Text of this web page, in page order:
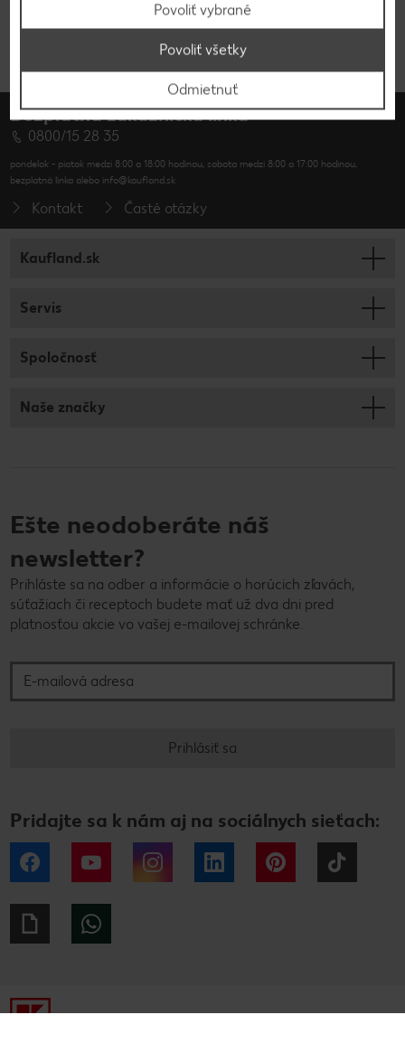
Bezplatná zákaznícka linka
0800/15 28 35
pondelok - piatok medzi 8:00 a 18:00 hodinou, sobota medzi 8:00 a 17:00 hodinou,
bezplatná linka alebo info@kaufland.sk
Kontakt Časté otázky
Kaufland.sk
Servis
Spoločnosť
Naše značky
Ešte neodoberáte náš
newsletter?
Prihláste sa na odber a informácie o horúcich zľavách,
súťažiach či receptoch budete mať už dva dni pred
platnosťou akcie vo vašej e-mailovej schránke.
Prihlásiť sa
Pridajte sa k nám aj na sociálnych sieťach:
Facebook YouTube Instagram LinkedIn Pinterest
Giphy
Povoliť vybrané
Odmietnuť
Povoliť všetky